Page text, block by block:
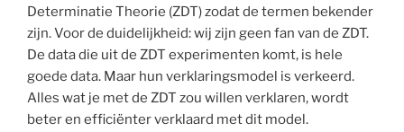
Determinatie Theorie (ZDT) zodat de termen bekender
zijn. Voor de duidelijkheid: wij zijn geen fan van de ZDT.
De data die uit de ZDT experimenten komt, is hele
goede data. Maar hun verklaringsmodel is verkeerd.
Alles wat je met de ZDT zou willen verklaren, wordt
beter en efficiënter verklaard met dit model.